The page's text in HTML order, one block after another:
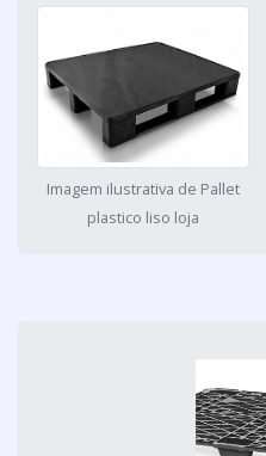
Imagem ilustrativa de Pallet
plastico liso loja